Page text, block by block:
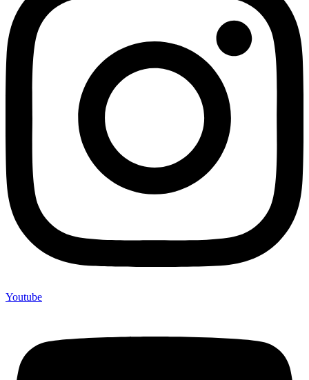
Youtube